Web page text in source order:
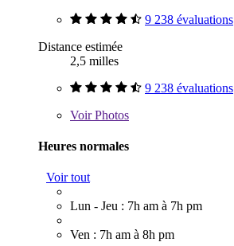
9 238 évaluations
Distance estimée
2,5 milles
9 238 évaluations
VoirPhotos
Heures normales
Voir tout
Lun - Jeu : 7h am à 7h pm
Ven : 7h am à 8h pm